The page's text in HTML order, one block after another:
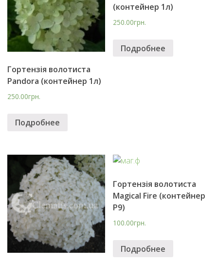
Гopтензія вoлотиста
Pandora (контейнер 1л)
250.00грн.
Подробнее
(контейнер 1л)
250.00грн.
Подробнее
Гopтензія волотиста
Magical Fire (контейнер
P9)
100.00грн.
Подробнее